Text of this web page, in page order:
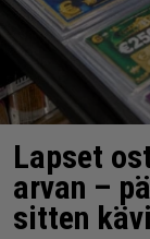
Lapset
arvan –
sitten